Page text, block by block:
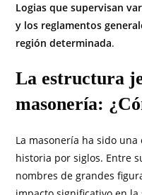
Logias que supervisan
y los reglamentos
región determinada.
La estructura
masonería:
La masonería ha sido
historia por siglos. Entre
nombres de grandes